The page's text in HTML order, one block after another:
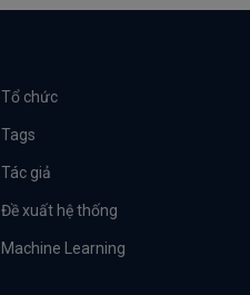
Tổ chức
Tags
Tác giả
Đề xuất hệ thống
Machine Learning